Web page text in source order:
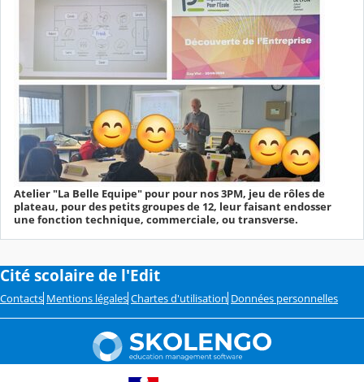
Atelier "La Belle Equipe" pour pour nos 3PM, jeu de rôles de
plateau, pour des petits groupes de 12, leur faisant endosser
une fonction technique, commerciale, ou transverse.
Cité scolaire de l'Edit
Contacts Mentions légales Chartes d'utilisation Données personnelles